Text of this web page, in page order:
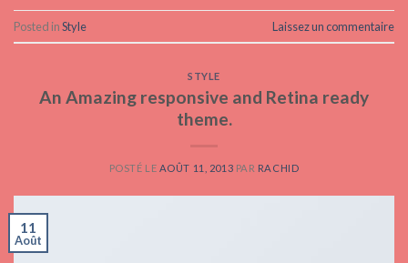
Posted inStyle Laissez un commentaire
STYLE
An Amazing responsive and Retina ready
theme.
POSTÉ LE AOÛT 11, 2013 PAR RACHID
11
Août